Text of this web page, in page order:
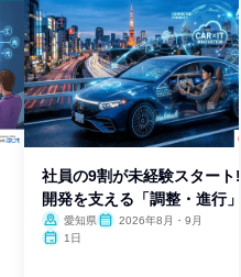
社員の9割が未経験スタート
開発を支える「調整・進行
験 愛知県
2026年8月・9月
1日